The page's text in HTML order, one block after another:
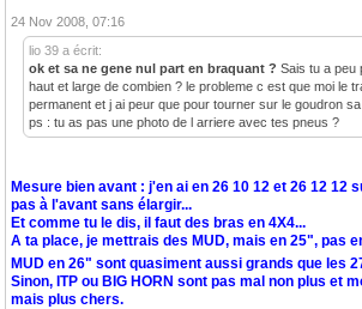
24 Nov 2008, 07:16
lio 39 a écrit:
ok et sa ne gene nul part en braquant ? Sais tu a peu
haut et large de combien ? le probleme c est que moi le
permanent et j ai peur que pour tourner sur le goudron
ps : tu as pas une photo de l arriere avec tes pneus ?
Mesure bien avant : j'en ai en 26 10 12 et 26 12 12
pas à l'avant sans élargir...
Et comme tu le dis, il faut des bras en 4X4...
A ta place, je mettrais des MUD, mais en 25", pas
MUD en 26" sont quasiment aussi grands que les
Sinon, ITP ou BIG HORN sont pas mal non plus et
mais plus chers.